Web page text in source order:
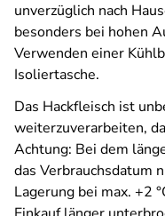
unverzüglich nach
besonders bei hohen
Verwenden einer
Isoliertasche.
Das Hackfleisch ist
weiterzuverarbeiten,
Achtung: Bei dem
das Verbrauchsdatum
Lagerung bei max. +2